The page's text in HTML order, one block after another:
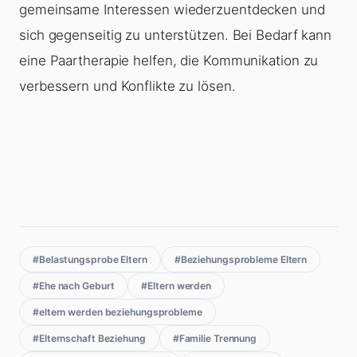
gemeinsame Interessen wiederzuentdecken und
sich gegenseitig zu unterstützen. Bei Bedarf kann
eine Paartherapie helfen, die Kommunikation zu
verbessern und Konflikte zu lösen.
#Belastungsprobe Eltern #Beziehungsprobleme Eltern
#Ehe nach Geburt #Eltern werden
#eltern werden beziehungsprobleme
#Elternschaft Beziehung #Familie Trennung